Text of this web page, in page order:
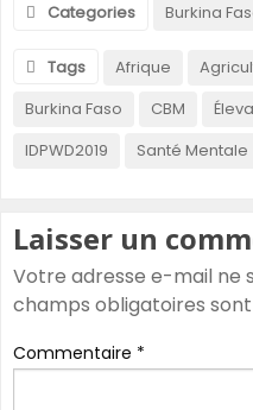
Categories Burkina
Tags Afrique
Burkina Faso
CBM
IDPWD2019
Santé Mentale
Laisser un
Votre adresse e-mail ne
champs obligatoires
Commentaire *